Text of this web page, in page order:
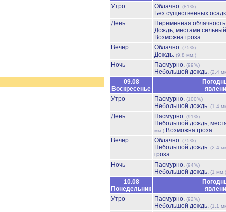
Утро
Облачно. (81%)
Без существенных
День
Переменная
Дождь, местами
Возможна гроза.
Вечер
Облачно. (75%)
Дождь. (9.8 мм.)
Ночь Пасмурно. (99%)
Небольшой дождь. (2.4
09.08
Воскресенье
Утро
Пасмурно. (100%)
Небольшой дождь. (1.4
День Пасмурно. (91%)
Небольшой дождь,
мм.) Возможна гроза.
Вечер
Облачно. (75%)
Небольшой дождь. (2.4
гроза.
Ночь
Пасмурно. (94%)
Небольшой дождь. (1 мм.)
10.08
Понедельник
Утро
Пасмурно. (92%)
Небольшой дождь. (1.1